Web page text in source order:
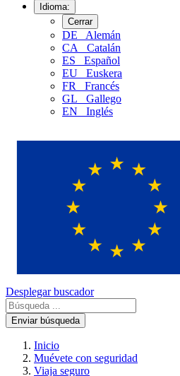
Idioma:
Cerrar
DE
Alemán
CA
Catalán
ES
Español
EU
Euskera
FR
Francés
GL
Gallego
EN
Inglés
Desplegar buscador
Enviar búsqueda
Inicio
Muévete con seguridad
Viaja seguro